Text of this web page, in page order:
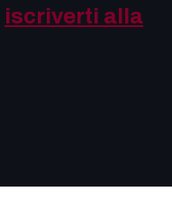
iscriverti alla